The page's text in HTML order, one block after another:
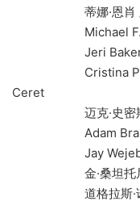
蒂娜·恩肖 /
Michael F.
Jeri Baker
Cristina
Ceret
迈克·史密斯森
Adam Brandy
Jay Wejebe
金·桑坦托尼奥
道格拉斯·诺亚